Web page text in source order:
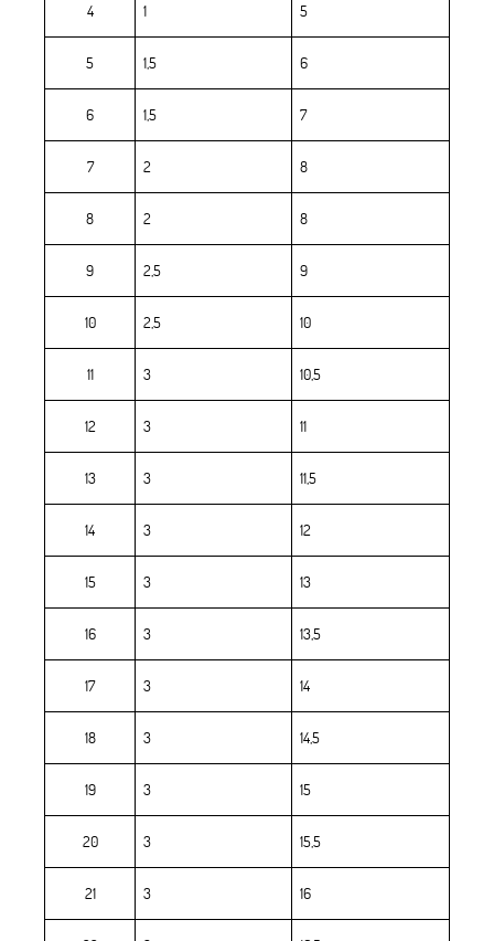
4 1 5
5 1,5 6
6 1,5 7
7 2 8
8 2 8
9 2,5 9
10 2,5 10
11 3 10,5
12 3 11
13 3 11,5
14 3 12
15 3 13
16 3 13,5
17 3 14
18 3 14,5
19 3 15
20 3 15,5
21 3 16